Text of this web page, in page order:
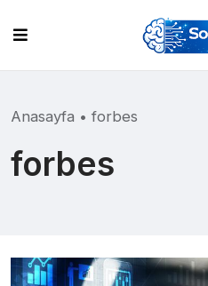
content
Anasayfa • forbes
forbes